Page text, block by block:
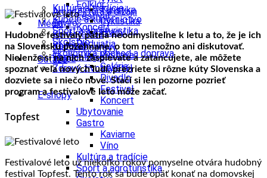
Folklór
Festival
Koncert
Kultúra a tradície
Kúpele a kúpeľníctvo
Šport a agroturistika
Školstvo
Ekonomika obchod a doprava
Turistika
Cyklistika
Hrady
Podujatia
Výstava
Galéria
Divadlo
Festival
Koncert
Ubytovanie
Gastro
Kaviarne
Víno
Kultúra a tradície
Šport a agroturistika
Architektúra a dizajn
Enviro
Konferencie
Kongres
Technológie
Zdravý životný štýl
Médiá
Tlačové správy
Videá
Súťaže
E-shopy
Hudobné festivaly patria neodmysliteľne k letu a to, že je ich
na Slovensku požehnane, o tom nemožno ani diskutovať.
Nielenže si na nich zaspievate a zatancujete, ale môžete
spoznať veľa nových ľudí, prezriete si rôzne kúty Slovenska a
dozviete sa i niečo nové. Stačí si len pozorne pozrieť
program a festivalové leto môže začať.
Topfest
Festivalové leto už niekoľko rokov pomyselne otvára hudobný
festival Topfest. Tento rok sa bude opäť konať na domovskej